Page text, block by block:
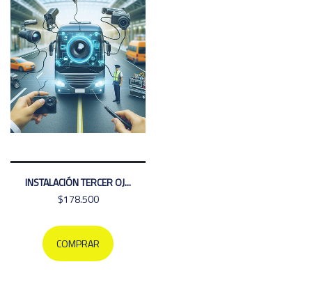
INSTALACIÓN TERCER OJ...
$178.500
COMPRAR